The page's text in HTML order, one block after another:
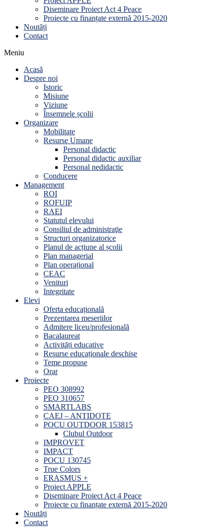
Diseminare Proiect Act 4 Peace
Proiecte cu finanțate externă 2015-2020
Noutăți
Contact
Meniu
Acasă
Despre noi
Istoric
Misiune
Viziune
Însemnele școlii
Organizare
Mobilitate
Resurse Umane
Personal didactic
Personal didactic auxiliar
Personal nedidactic
Conducere
Management
ROI
ROFUIP
RAEI
Statutul elevului
Consiliul de administraţie
Structuri organizatorice
Planul de acțiune al școlii
Plan managerial
Plan operațional
CEAC
Venituri
Integritate
Elevi
Oferta educațională
Prezentarea meseriilor
Admitere liceu/profesională
Bacalaureat
Activități educative
Resurse educaționale deschise
Teme propuse
Orar
Proiecte
PEO 308992
PEO 310657
SMARTLABS
CAEJ – ANTIDOTE
POCU OUTDOOR 153815
Clubul Outdoor
IMPROVET
IMPACT
POCU 130745
True Colors
ERASMUS +
Proiect APPLE
Diseminare Proiect Act 4 Peace
Proiecte cu finanțate externă 2015-2020
Noutăți
Contact